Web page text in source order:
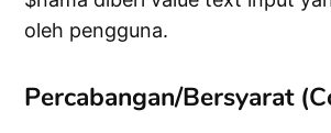
oleh pengguna.
Percabangan/Bersyarat